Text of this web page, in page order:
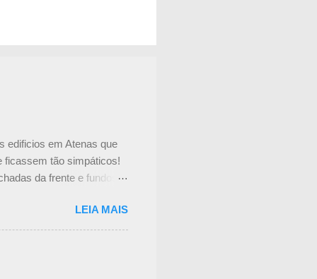
edificios em Atenas que
ficassem tão simpáticos!
da frente e fundos
mas não consegui
uma cortina de metal
Não achei mais
feita a manutenção das
LEIA MAIS